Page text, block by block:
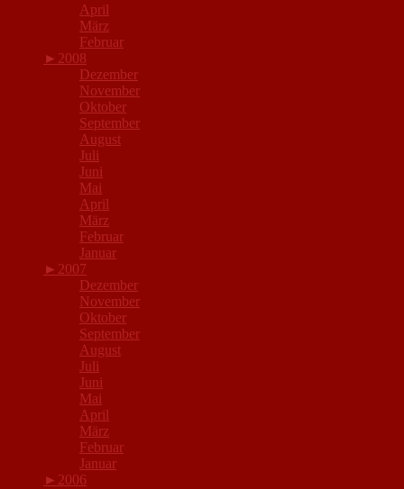
April
März
Februar
► 2008
Dezember
November
Oktober
September
August
Juli
Juni
Mai
April
März
Februar
Januar
► 2007
Dezember
November
Oktober
September
August
Juli
Juni
Mai
April
März
Februar
Januar
► 2006